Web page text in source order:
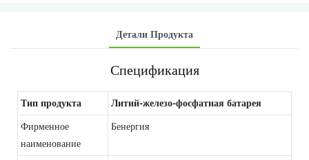
Детали Продукта
Спецификация
Тип продукта Литий-железо-фосфатная батарея
Фирменное
наименование
Бенергия